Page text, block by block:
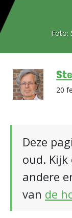
Foto:
20
Deze
oud.
andere
van de